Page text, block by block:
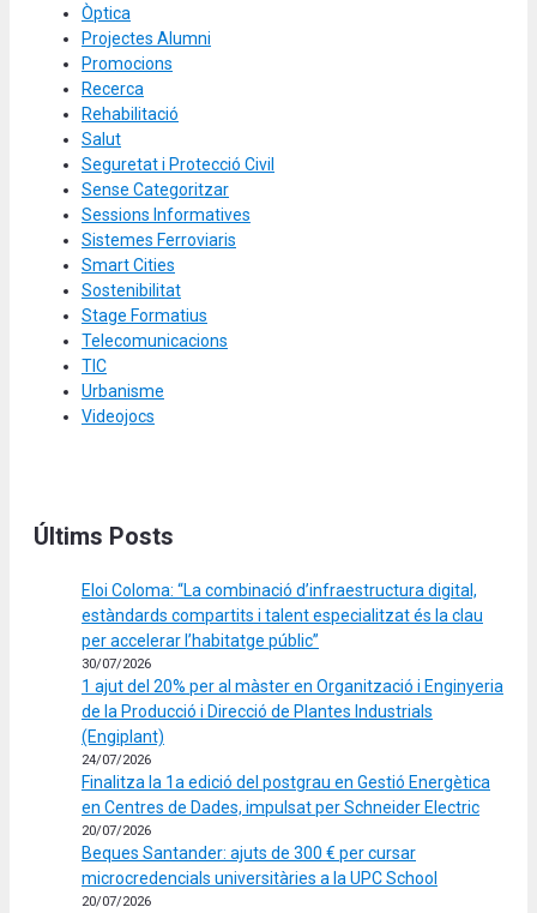
Òptica
Projectes Alumni
Promocions
Recerca
Rehabilitació
Salut
Seguretat i Protecció Civil
Sense Categoritzar
Sessions Informatives
Sistemes Ferroviaris
Smart Cities
Sostenibilitat
Stage Formatius
Telecomunicacions
TIC
Urbanisme
Videojocs
Últims Posts
Eloi Coloma: “La combinació d’infraestructura digital,
estàndards compartits i talent especialitzat és la clau
per accelerar l’habitatge públic”
30/07/2026
1 ajut del 20% per al màster en Organització i Enginyeria
de la Producció i Direcció de Plantes Industrials
(Engiplant)
24/07/2026
Finalitza la 1a edició del postgrau en Gestió Energètica
en Centres de Dades, impulsat per Schneider Electric
20/07/2026
Beques Santander: ajuts de 300 € per cursar
microcredencials universitàries a la UPC School
20/07/2026